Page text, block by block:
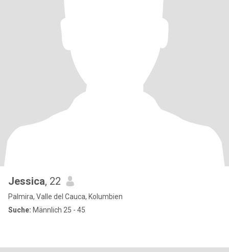
Jessica, 22
Palmira, Valle del Cauca, Kolumbien
Suche: Männlich 25 - 45